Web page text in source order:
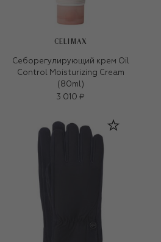
CELIMAX
Себорегулирующий крем Oil
Control Moisturizing Cream
(80ml)
3 010 ₽